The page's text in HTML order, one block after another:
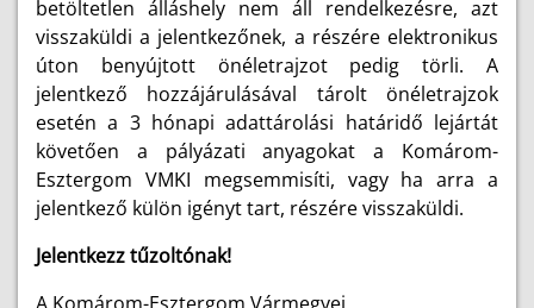
betöltetlen álláshely nem áll rendelkezésre, azt
visszaküldi a jelentkezőnek, a részére elektronikus
úton benyújtott önéletrajzot pedig törli. A
jelentkező hozzájárulásával tárolt önéletrajzok
esetén a 3 hónapi adattárolási határidő lejártát
követően a pályázati anyagokat a Komárom-
Esztergom VMKI megsemmisíti, vagy ha arra a
jelentkező külön igényt tart, részére visszaküldi.
Jelentkezz tűzoltónak!